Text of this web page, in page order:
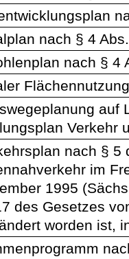
nach § 4
nach § 4
auf
Verkehr
nach § 5
im
1995
des Gesetzes
worden ist,